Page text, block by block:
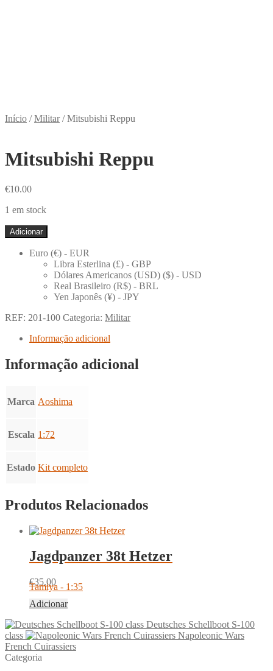
Início /Militar/Mitsubishi Reppu
Mitsubishi Reppu
€10.00
1 em stock
Quantidade
de
Mitsubishi
Adicionar
Euro (€) - EUR
Libra Esterlina (£) - GBP
Dólares Americanos (USD) ($) - USD
Real Brasileiro (R$) - BRL
Yen Japonês (¥) - JPY
REF: 201-100 Categoria: Militar
Informação adicional
Informação adicional
Marca Aoshima
Escala 1:72
Estado Kit completo
Produtos Relacionados
Jagdpanzer 38t Hetzer
€35.00
Tamiya - 1:35
Adicionar
Deutsches Schellboot S-100
class
Napoleonic Wars
French Cuirassiers
Categoria